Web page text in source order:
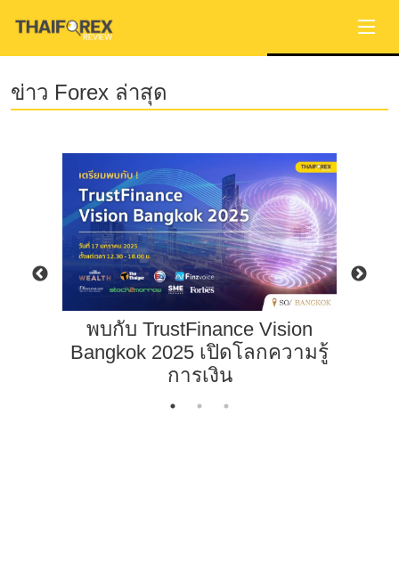
ข่าว Forex ล่าสุด
Previous
พบกับ TrustFinance Vision
Bangkok 2025 เปิดโลกความรู้
การเงิน
1 2 3